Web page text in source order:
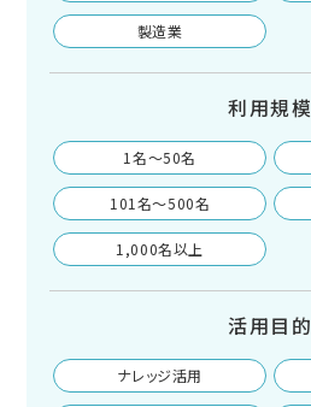
製造業
利用規模
1名〜50名
101名〜500名
1,000名以上
活用目的
ナレッジ活用